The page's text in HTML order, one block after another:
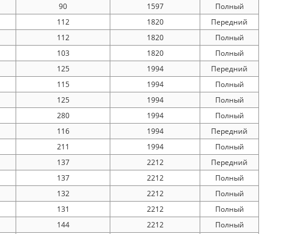
90 1597 Полный
112 1820 Передний
112 1820 Полный
103 1820 Полный
125 1994 Передний
115 1994 Полный
125 1994 Полный
280 1994 Полный
116 1994 Передний
211 1994 Полный
137 2212 Передний
137 2212 Полный
132 2212 Полный
131 2212 Полный
144 2212 Полный